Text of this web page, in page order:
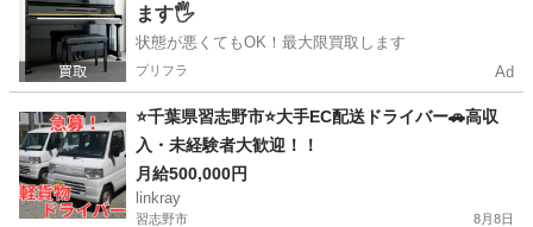
ます🖐️
状態が悪くてもOK！最大限買取します
プリフラ Ad
⭐️千葉県習志野市⭐️大手EC配送ドライバー🚗高収
入・未経験者大歓迎！！
月給500,000円
linkray
習志野市 8月8日